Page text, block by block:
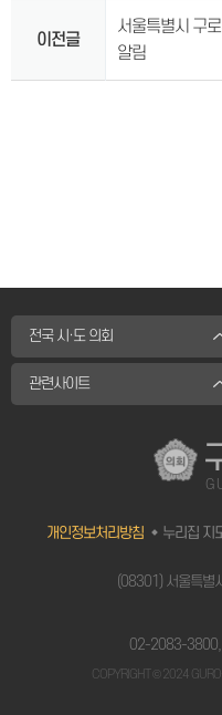
이전글
서울특별시 구
알림
전국 시·도 의회
관련사이트
개인정보처리방침 누리집 지
(08301) 서울특별
02-2083-3800
COPYRIGHT © 2024